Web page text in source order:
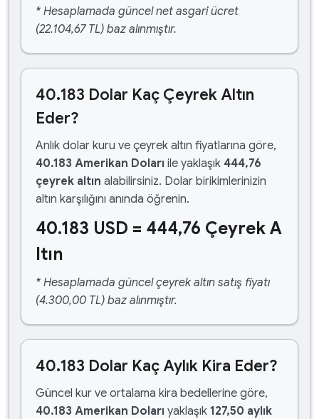
* Hesaplamada güncel net asgari ücret
(22.104,67 TL) baz alınmıştır.
40.183 Dolar Kaç Çeyrek Altın
Eder?
Anlık dolar kuru ve çeyrek altın fiyatlarına göre,
40.183 Amerikan Doları ile yaklaşık 444,76
çeyrek altın alabilirsiniz. Dolar birikimlerinizin
altın karşılığını anında öğrenin.
40.183 USD = 444,76 Çeyrek A
ltın
* Hesaplamada güncel çeyrek altın satış fiyatı
(4.300,00 TL) baz alınmıştır.
40.183 Dolar Kaç Aylık Kira Eder?
Güncel kur ve ortalama kira bedellerine göre,
40.183 Amerikan Doları yaklaşık 127,50 aylık